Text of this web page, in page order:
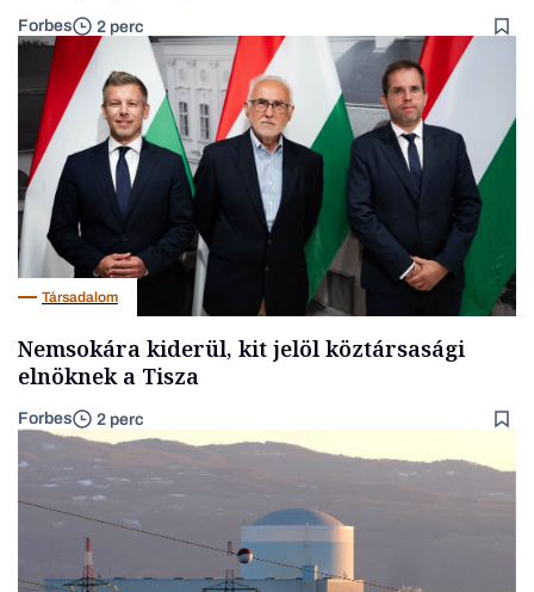
Forbes 2 perc
Társadalom
Nemsokára kiderül, kit jelöl köztársasági
elnöknek a Tisza
Forbes 2 perc